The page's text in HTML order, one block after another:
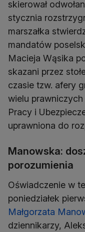
skierował
stycznia
marszałka
mandatów
Macieja Wąsika
skazani przez
czasie tzw. afery
wielu
Pracy i
uprawniona do
Manowska:
porozumienia
Oświadczenie w
poniedziałek
Małgorzata
dziennikarzy,